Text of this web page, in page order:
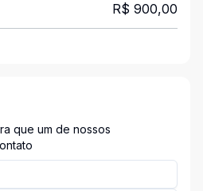
R$ 900,00
que um de nossos